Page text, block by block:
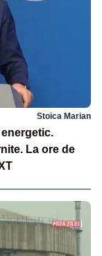
Stoica Marian
La ore de